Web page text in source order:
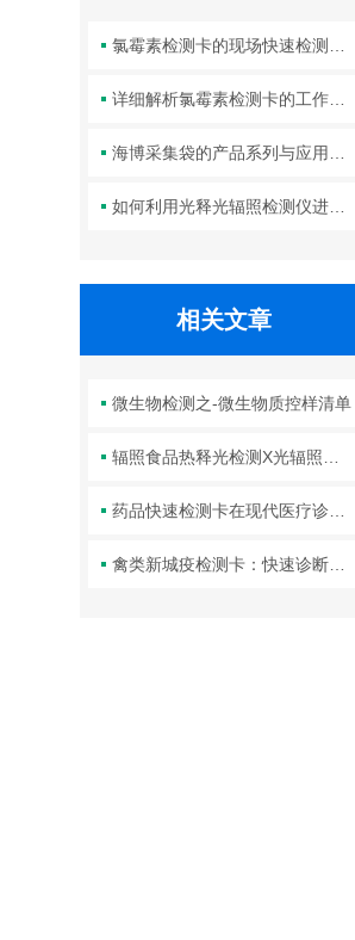
相关文章
微生物检测之-微生物质控样清单